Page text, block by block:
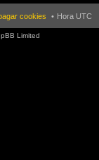
Hora UTC
cookies
Limited